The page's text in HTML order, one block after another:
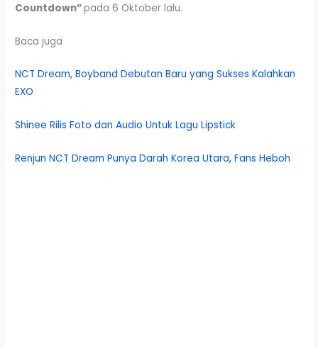
Countdown”pada 6 Oktober lalu.
Baca juga
NCT Dream, Boyband Debutan Baru yang Sukses Kalahkan
EXO
Shinee Rilis Foto dan Audio Untuk Lagu Lipstick
Renjun NCT Dream Punya Darah Korea Utara, Fans Heboh